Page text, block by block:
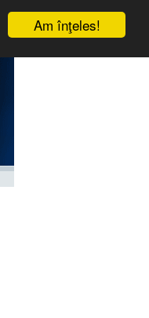
Am înţeles!